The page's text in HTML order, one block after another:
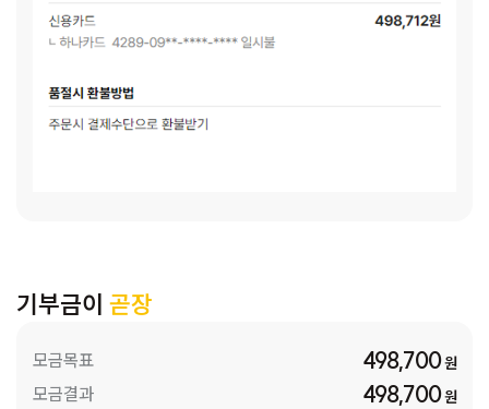
기부금이 곧장
모금목표 498,700원
모금결과 498,700원